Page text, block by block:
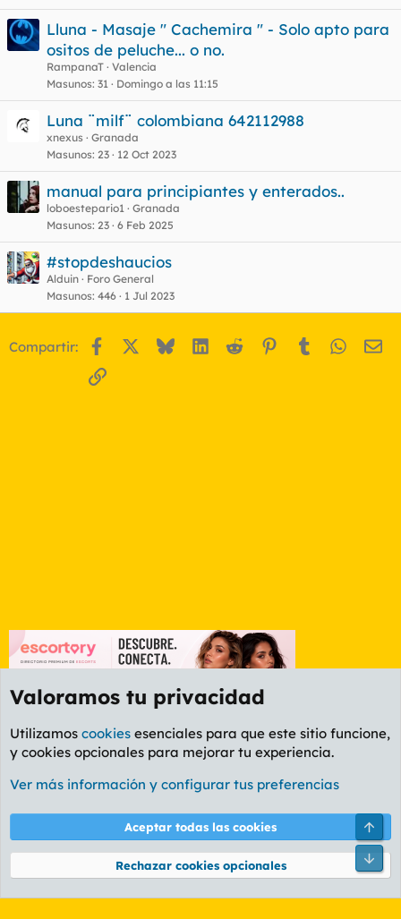
Lluna - Masaje " Cachemira " - Solo apto para
ositos de peluche... o no.
RampanaT Valencia
Masunos 31 Domingo a las 11:15
Luna ¨milf¨ colombiana 642112988
xnexus Granada
Masunos 23 12 Oct 2023
manual para principiantes y enterados..
loboestepario1
Granada
Masunos 23 6 Feb 2025
#stopdeshaucios
Alduin
Foro General
Masunos 446 1 Jul 2023
Compartir: Facebook BlueskyLinkedIn
Reddit Pinterest
Tumblr
Enlace
Foro Informática y Videojuegos
Cookies
PL OLDSTYLE AMARILLO
Términos y reglas Política de privacidad Ayuda
Community platform by XenForo® © 2010-2026 XenForo Ltd.
Valoramos tu privacidad
Utilizamos cookies esenciales para que este sitio funcione,
y cookies opcionales para mejorar tu experiencia.
Ver más información y configurar tus preferencias
Aceptar todas las cookies
Rechazar cookies opcionales
Pie